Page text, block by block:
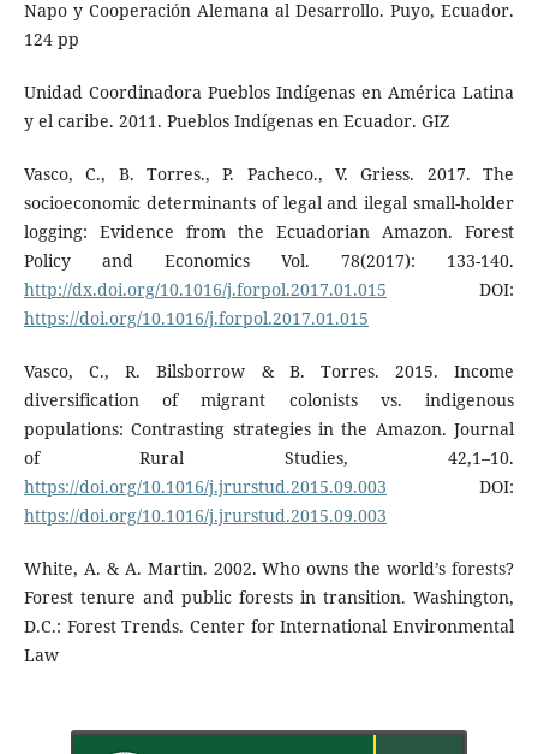
Napo y Cooperación Alemana al Desarrollo. Puyo, Ecuador.
124 pp
Unidad Coordinadora Pueblos Indígenas en América Latina
y el caribe. 2011. Pueblos Indígenas en Ecuador. GIZ
Vasco, C., B. Torres., P. Pacheco., V. Griess. 2017. The
socioeconomic determinants of legal and ilegal small-holder
logging: Evidence from the Ecuadorian Amazon. Forest
Policy and Economics Vol. 78(2017): 133-140.
http://dx.doi.org/10.1016/j.forpol.2017.01.015 DOI:
https://doi.org/10.1016/j.forpol.2017.01.015
Vasco, C., R. Bilsborrow & B. Torres. 2015. Income
diversification of migrant colonists vs. indigenous
populations: Contrasting strategies in the Amazon. Journal
of Rural Studies, 42,1–10.
https://doi.org/10.1016/j.jrurstud.2015.09.003 DOI:
https://doi.org/10.1016/j.jrurstud.2015.09.003
White, A. & A. Martin. 2002. Who owns the world’s forests?
Forest tenure and public forests in transition. Washington,
D.C.: Forest Trends. Center for International Environmental
Law